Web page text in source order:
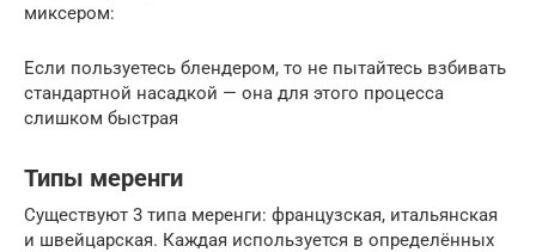
миксером:
Если пользуетесь блендером, то не пытайтесь взбивать
стандартной насадкой — она для этого процесса
слишком быстрая
Типы меренги
Существуют 3 типа меренги: французская, итальянская
и швейцарская. Каждая используется в определённых